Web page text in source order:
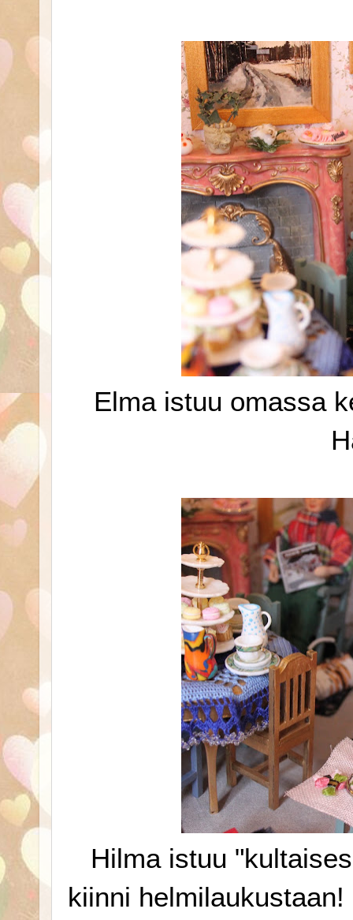
Elma istuu omassa
Hilma istuu
kiinni